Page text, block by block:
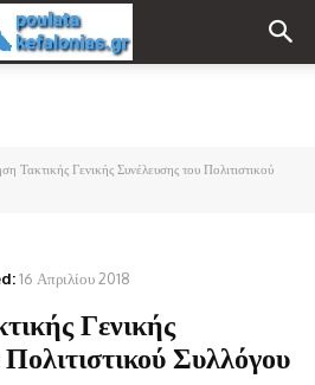
Τακτικής Γενικής Συνέλευσης του Πολιτιστικού
16 Απριλίου 2018
Γενικής
Συλλόγου